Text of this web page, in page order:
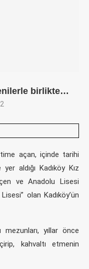
birlikte…
açan, içinde tarihi
aldığı Kadıköy Kız
ve Anadolu Lisesi
olan Kadıköy’ün
mezunları, yıllar önce
kahvaltı etmenin